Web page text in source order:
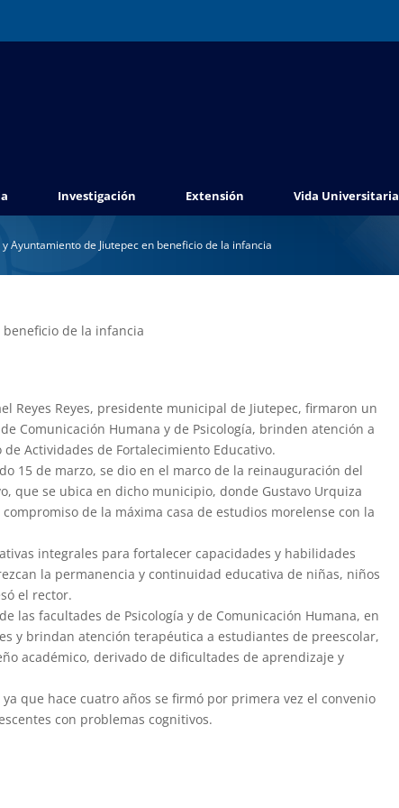
Investigación Extensión Vida Universitaria
Ayuntamiento de Jiutepec en beneficio de la infancia
beneficio de la infancia
Reyes Reyes, presidente municipal de Jiutepec, firmaron un
Comunicación Humana y de Psicología, brinden atención a
Actividades de Fortalecimiento Educativo.
15 de marzo, se dio en el marco de la reinauguración del
que se ubica en dicho municipio, donde Gustavo Urquiza
de la máxima casa de estudios morelense con la
integrales para fortalecer capacidades y habilidades
la permanencia y continuidad educativa de niñas, niños
el rector.
las facultades de Psicología y de Comunicación Humana, en
y brindan atención terapéutica a estudiantes de preescolar,
académico, derivado de dificultades de aprendizaje y
que hace cuatro años se firmó por primera vez el convenio
con problemas cognitivos.